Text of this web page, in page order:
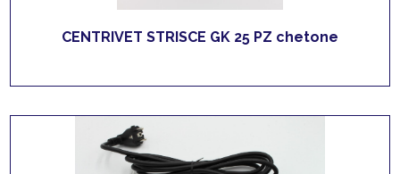
CENTRIVET STRISCE GK 25 PZ chetone